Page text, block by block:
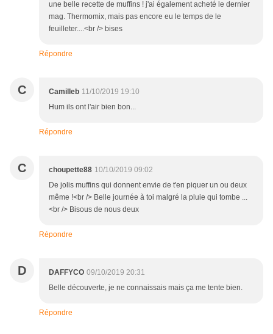
une belle recette de muffins ! j'ai également acheté le dernier
mag. Thermomix, mais pas encore eu le temps de le
feuilleter....<br /> bises
Répondre
C Camilleb 11/10/2019 19:10
Hum ils ont l'air bien bon...
Répondre
C choupette88 10/10/2019 09:02
De jolis muffins qui donnent envie de t'en piquer un ou deux
même !<br /> Belle journée à toi malgré la pluie qui tombe ...
<br /> Bisous de nous deux
Répondre
D DAFFYCO 09/10/2019 20:31
Belle découverte, je ne connaissais mais ça me tente bien.
Répondre